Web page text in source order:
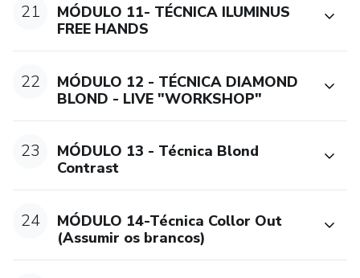
21
MÓDULO 11- TÉCNICA ILUMINUS
FREE HANDS
22
MÓDULO 12 - TÉCNICA DIAMOND
BLOND - LIVE "WORKSHOP"
23
MÓDULO 13 - Técnica Blond
Contrast
24
MÓDULO 14-Técnica Collor Out
(Assumir os brancos)